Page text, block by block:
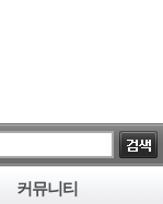
커뮤니티